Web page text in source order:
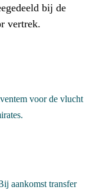
bij de
vertrek.
voor de vlucht
aankomst transfer